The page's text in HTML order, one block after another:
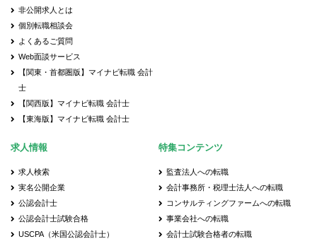
非公開求人とは
個別転職相談会
よくあるご質問
Web面談サービス
【関東・首都圏版】マイナビ転職 会計
士
【関西版】マイナビ転職 会計士
【東海版】マイナビ転職 会計士
求人情報
求人検索
実名公開企業
公認会計士
公認会計士試験合格
USCPA（米国公認会計士）
特集コンテンツ
監査法人への転職
会計事務所・税理士法人への転職
コンサルティングファームへの転職
事業会社への転職
会計士試験合格者の転職